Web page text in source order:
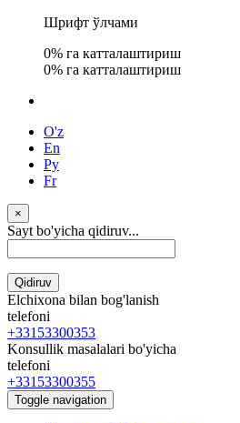
Шрифт ўлчами
0% га катталаштириш
0% га катталаштириш
O'z
En
Ру
Fr
×
Sayt bo'yicha qidiruv...
Qidiruv
Elchixona bilan bog'lanish
telefoni
+33153300353
Konsullik masalalari bo'yicha
telefoni
+33153300355
Toggle navigation